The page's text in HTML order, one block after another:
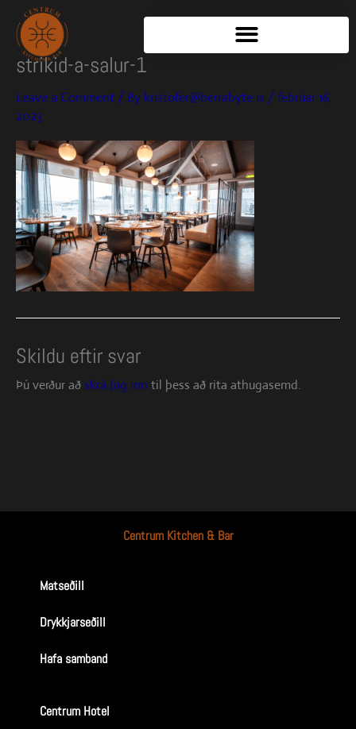
content
strikid-a-salur-1
Leave a Comment / By kristofer@herrabyte.is /febrúar 16,
2023
Skildu eftir svar
Þú verður aðskrá þig inn til þess að rita athugasemd.
Centrum Kitchen & Bar
Matseðill
Drykkjarseðill
Hafa samband
Centrum Hotel